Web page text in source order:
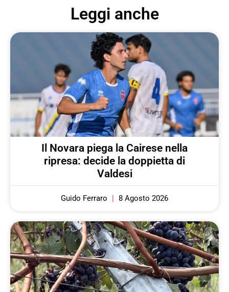
Leggi anche
Il Novara piega la Cairese nella
ripresa: decide la doppietta di
Valdesi
Guido Ferraro 8 Agosto 2026